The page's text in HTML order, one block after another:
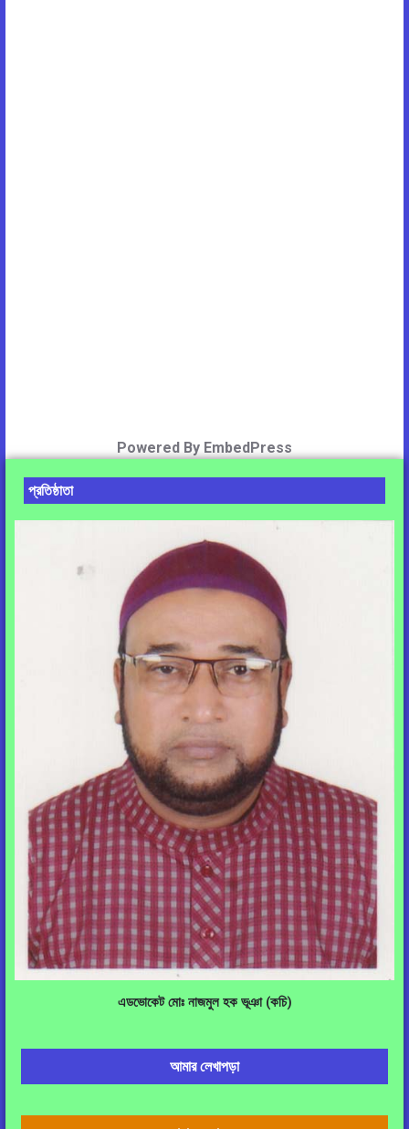
Powered By EmbedPress
প্রতিষ্ঠাতা
এডভোকেট মোঃ নাজমুল হক ভূঞা (কচি)
আমার লেখাপড়া